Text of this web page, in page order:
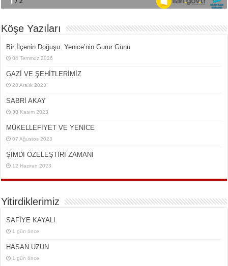
Köşe Yazıları
Bir İlçe­nin Do­ğu­şu: Ye­ni­ce’nin Gurur Günü
04 Temmuz 2026
GAZİ VE ŞEHİTLERİMİZ
28 Aralık 2023
SABRİ AKAY
30 Kasım 2023
MÜKELLEFİYET VE YENİCE
07 Ağustos 2023
ŞİMDİ ÖZELEŞTİRİ ZAMANI
12 Haziran 2023
Yitirdiklerimiz
SAFİYE KAYALI
1 gün önce
HASAN UZUN
1 gün önce